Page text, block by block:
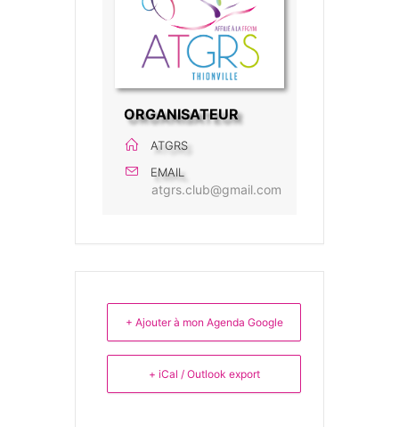
ORGANISATEUR
ATGRS
EMAIL
atgrs.club@gmail.com
+ Ajouter à mon Agenda Google
+ iCal / Outlook export